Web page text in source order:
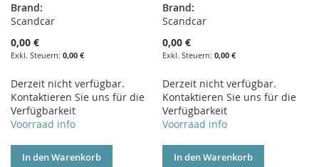
Brand:
Scandcar
0,00 €
0,00 €
Derzeit nicht verfügbar.
Kontaktieren Sie uns für die
Verfügbarkeit
Voorraad info
In den Warenkorb
Brand:
Scandcar
0,00 €
0,00 €
Derzeit nicht verfügbar.
Kontaktieren Sie uns für die
Verfügbarkeit
Voorraad info
In den Warenkorb